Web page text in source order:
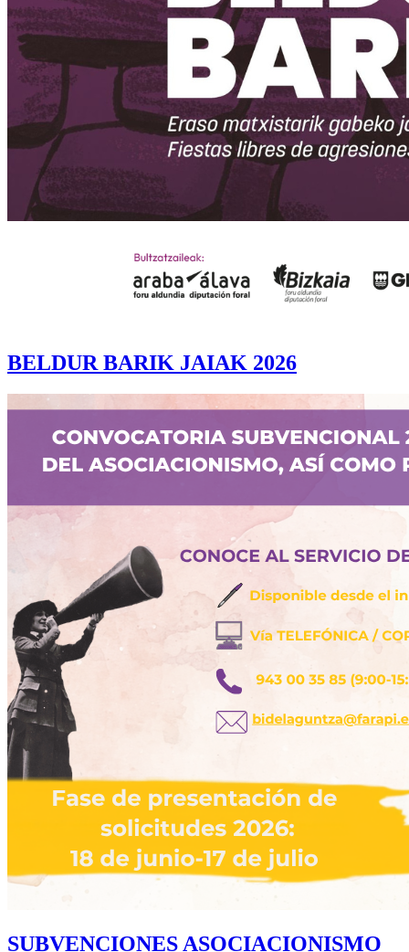
BELDUR BARIK JAIAK 2026
SUBVENCIONES ASOCIACIONISMO